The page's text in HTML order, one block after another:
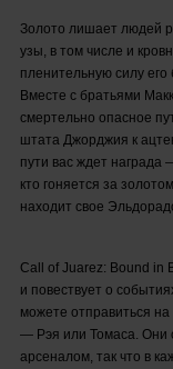
Золото лишает людей
узы, в том числе и
пленительную силу его
Вместе с братьями
смертельно опасное
штата Джорджия к
пути вас ждет награда
кто гоняется за
находит свое
Call of Juarez: Bound in
и повествует о
можете отправиться
— Рэя или Томаса. Они
арсеналом, так что в